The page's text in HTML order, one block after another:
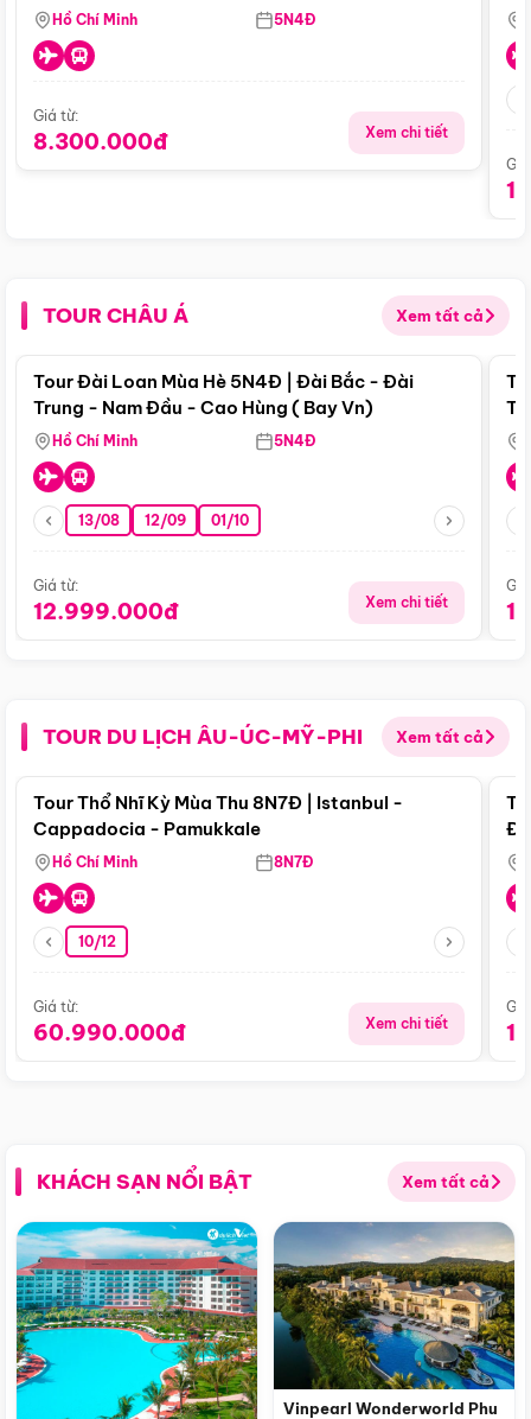
Airlines)
Hồ Chí Minh 5N4Đ
Giá từ:
8.300.000đ Xem chi tiết
TOUR CHÂU Á Xem tất cả
Điểm nổi bật
Tour Đài Loan Mùa Hè 5N4Đ | Đài Bắc - Đài
Trung - Nam Đầu - Cao Hùng ( Bay Vn)
Hồ Chí Minh 5N4Đ
13/08 12/09 01/10
Giá từ:
12.999.000đ Xem chi tiết
TOUR DU LỊCH ÂU-ÚC-MỸ-PHI Xem tất cả
Điểm nổi bật
Tour Thổ Nhĩ Kỳ Mùa Thu 8N7Đ | Istanbul -
Cappadocia - Pamukkale
Hồ Chí Minh 8N7Đ
10/12
Giá từ:
60.990.000đ Xem chi tiết
KHÁCH SẠN NỔI BẬT Xem tất cả
Vinpearl Wonderworld Phu